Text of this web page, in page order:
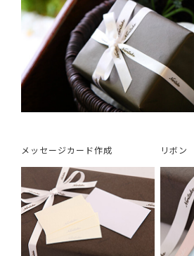
メッセージカード作成 リボン